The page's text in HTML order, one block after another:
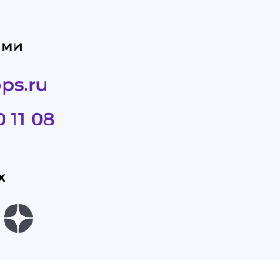
11 08